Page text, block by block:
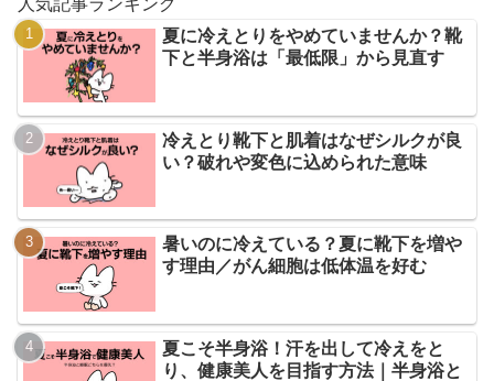
夏に冷えとりをやめていませんか？靴
下と半身浴は「最低限」から見直す
冷えとり靴下と肌着はなぜシルクが良
い？破れや変色に込められた意味
暑いのに冷えている？夏に靴下を増や
す理由／がん細胞は低体温を好む
夏こそ半身浴！汗を出して冷えをと
り、健康美人を目指す方法｜半身浴と